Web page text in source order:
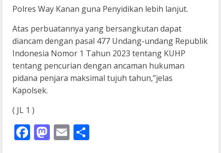
Polres Way Kanan guna Penyidikan lebih lanjut.
Atas perbuatannya yang bersangkutan dapat
diancam dengan pasal 477 Undang-undang Republik
Indonesia Nomor 1 Tahun 2023 tentang KUHP
tentang pencurian dengan ancaman hukuman
pidana penjara maksimal tujuh tahun,”jelas
Kapolsek.
( JL 1 )
Facebook
Mastodon
Email